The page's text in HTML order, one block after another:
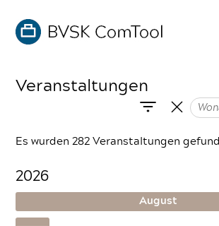
Veranstaltungen
Es wurden 282 Veranstaltungen
2026
August